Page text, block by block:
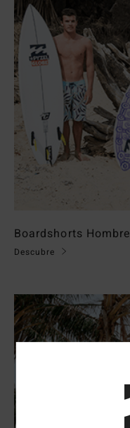
Boardshorts Hombre
Descubre